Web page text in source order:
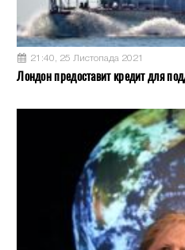
21:40, 25 Листопада 2021
Лондон предоставит кредит для